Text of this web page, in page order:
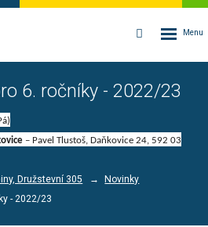
Vyhledávání
6. ročníky - 2022/23
– Pavel Tlustoš,Daňkovice 24, 592 03
Družstevní 305
Novinky
- 2022/23